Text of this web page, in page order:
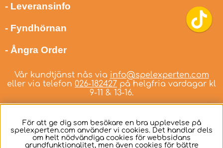
- Leveransinfo
- Fyndhörnan
- Ångra Order
Vår kundtjänst nås via info@spelexperten.com
eller via telefon 026-182427 på helgfria vardagar kl
9-11 & 13-16.
Svenska
För att ge dig som besökare en bra upplevelse på
spelexperten.com använder vi cookies. Det handlar dels
om helt nödvändiga cookies för webbsidans
grundfunktionalitet, men även cookies för bättre